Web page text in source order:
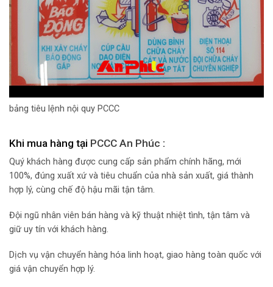
bảng tiêu lệnh nội quy PCCC
Khi mua hàng tại PCCC An Phúc :
Quý khách hàng được cung cấp sản phẩm chính hãng, mới
100%, đúng xuất xứ và tiêu chuẩn của nhà sản xuất, giá thành
hợp lý, cùng chế độ hậu mãi tận tâm.
Đội ngũ nhân viên bán hàng và kỹ thuật nhiệt tình, tận tâm và
giữ uy tín với khách hàng.
Dịch vụ vận chuyển hàng hóa linh hoạt, giao hàng toàn quốc với
giá vận chuyển hợp lý.